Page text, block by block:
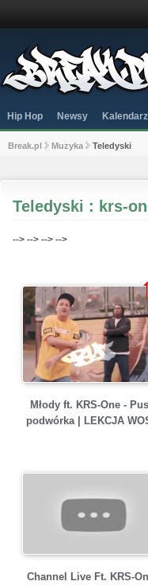
Hip Hop Newsy Kalendarz
Break.pl Muzyka Teledyski
Teledyski : krs-
--> --> --> -->
Młody ft. KRS-One -
podwórka | LEKCJA
Channel Live Ft. KRS-